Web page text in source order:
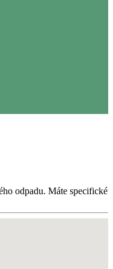
odpadu. Máte specifické